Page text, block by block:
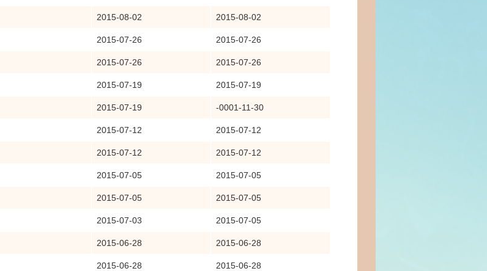
2015-08-02 2015-08-02
2015-07-26 2015-07-26
2015-07-26 2015-07-26
2015-07-19 2015-07-19
2015-07-19 -0001-11-30
2015-07-12 2015-07-12
2015-07-12 2015-07-12
2015-07-05 2015-07-05
2015-07-05 2015-07-05
2015-07-03 2015-07-05
2015-06-28 2015-06-28
2015-06-28 2015-06-28